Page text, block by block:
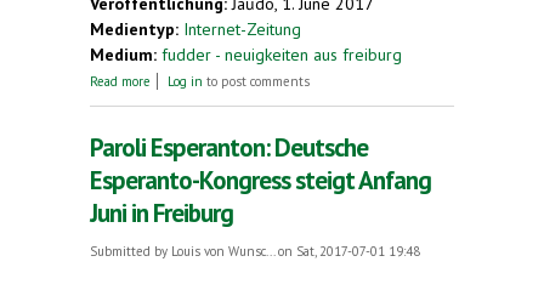
Medientyp: Internet-Zeitung
Medium: fudder - neuigkeiten aus freiburg
Read more about Esperantotreffen in Freiburg: Wie klingt die
Log in to post comments
Paroli Esperanton: Deutsche
Esperanto-Kongress steigt Anfang
Juni in Freiburg
Submitted by Louis von Wunsc... on Sat, 2017-07-01 19:48